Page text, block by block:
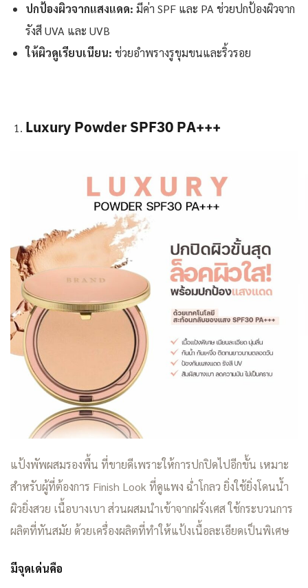
ปกป้องผิวจากแสงแดด: มีค่า SPF และ PA ช่วยปกป้องผิวจาก
รังสี UVA และ UVB
ให้ผิวดูเรียบเนียน: ช่วยอำพรางรูขุมขนและริ้วรอย
Luxury Powder SPF30 PA+++
แป้งพัพผสมรองพื้น ที่ขายดีเพราะให้การปกปิดไปอีกขั้น เหมาะ
สำหรับผู้ที่ต้องการ Finish Look ที่ดูแพง ฉ่ำโกลว ยิ่งใช้ยิ่งโดนน้ำ
ผิวยิ่งสวย เนื้อบางเบา ส่วนผสมนำเข้าจากฝรั่งเศส ใช้กระบวนการ
ผลิตที่ทันสมัย ด้วยเครื่องผลิตที่ทำให้แป้งเนื้อละเอียดเป็นพิเศษ
มีจุดเด่นคือ